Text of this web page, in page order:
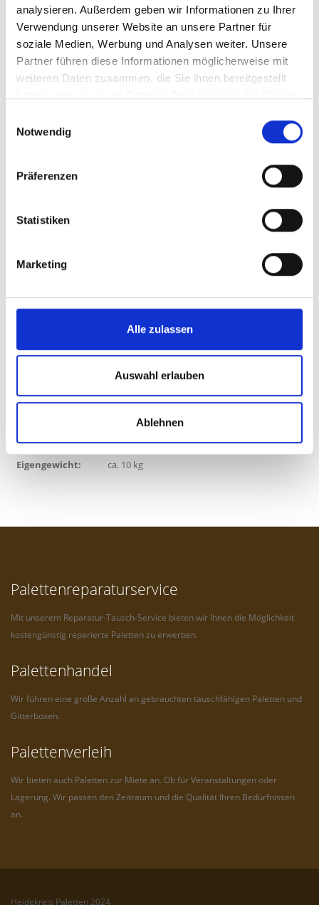
analysieren. Außerdem geben wir Informationen zu Ihrer
Verwendung unserer Website an unsere Partner für
soziale Medien, Werbung und Analysen weiter. Unsere
Partner führen diese Informationen möglicherweise mit
weiteren Daten zusammen, die Sie ihnen bereitgestellt
Notwendig
Präferenzen
Statistiken
Marketing
Alle zulassen
Auswahl erlauben
Ablehnen
Die Düsseldorfer Palette ist eine Display- Palette, die sich als
Tauschpalette fest im Lebens- und Genussmittelbereich etabliert hat.
Ihr Vorteil ist das sie im Gegensatz zur herkömmlichen Diplay-Paletten
von allen vier Seiten befördert und somit auf engsten Raum bewegt
werden kann.
Wir bieten die Düsseldorfer PalettenDüsseldorfer Palette in
Neuware
gebraucht, tauschfähig
Düsseldorfer Palette Daten:
Tragfähigkeit:
1000 kg
Eigengewicht:
ca. 10 kg
Palettenreparaturservice
Mit unserem Reparatur-Tausch-Service bieten wir Ihnen die Möglichkeit
kostengünstig reparierte Paletten zu erwerben.
Palettenhandel
Wir führen eine große Anzahl an gebrauchten tauschfähigen Paletten und
Gitterboxen.
Palettenverleih
Wir bieten auch Paletten zur Miete an. Ob für Veranstaltungen oder
Lagerung. Wir passen den Zeitraum und die Qualität Ihren Bedürfnissen
an.
Heidekreis Paletten 2024